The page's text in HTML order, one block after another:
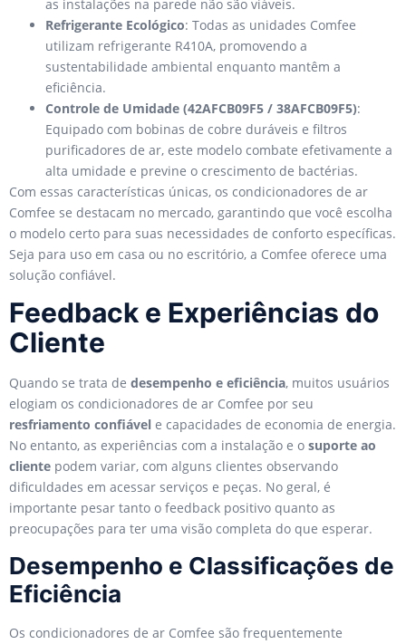
as instalações na parede não são viáveis.
Refrigerante Ecológico: Todas as unidades Comfee
utilizam refrigerante R410A, promovendo a
sustentabilidade ambiental enquanto mantêm a
eficiência.
Controle de Umidade (42AFCB09F5 / 38AFCB09F5):
Equipado com bobinas de cobre duráveis e filtros
purificadores de ar, este modelo combate efetivamente a
alta umidade e previne o crescimento de bactérias.
Com essas características únicas, os condicionadores de ar
Comfee se destacam no mercado, garantindo que você escolha
o modelo certo para suas necessidades de conforto específicas.
Seja para uso em casa ou no escritório, a Comfee oferece uma
solução confiável.
Feedback e Experiências do
Cliente
Quando se trata de desempenho e eficiência, muitos usuários
elogiam os condicionadores de ar Comfee por seu
resfriamento confiável e capacidades de economia de energia.
No entanto, as experiências com a instalação e o suporte ao
cliente podem variar, com alguns clientes observando
dificuldades em acessar serviços e peças. No geral, é
importante pesar tanto o feedback positivo quanto as
preocupações para ter uma visão completa do que esperar.
Desempenho e Classificações de
Eficiência
Os condicionadores de ar Comfee são frequentemente